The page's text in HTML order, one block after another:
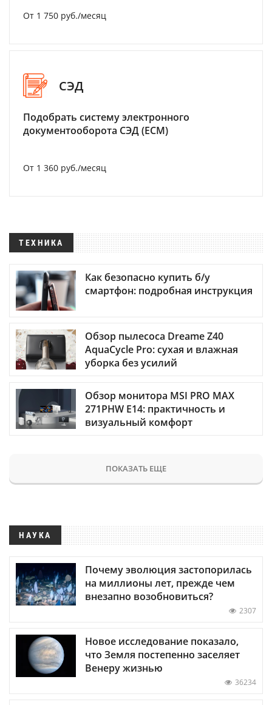
От 1 750 руб./месяц
СЭД
Подобрать систему электронного
документооборота СЭД (ECM)
От 1 360 руб./месяц
ТЕХНИКА
Как безопасно купить б/у
смартфон: подробная инструкция
Обзор пылесоса Dreame Z40
AquaCycle Pro: сухая и влажная
уборка без усилий
Обзор монитора MSI PRO MAX
271PHW E14: практичность и
визуальный комфорт
ПОКАЗАТЬ ЕЩЕ
НАУКА
Почему эволюция застопорилась
на миллионы лет, прежде чем
внезапно возобновиться?
2307
Новое исследование показало,
что Земля постепенно заселяет
Венеру жизнью
36234